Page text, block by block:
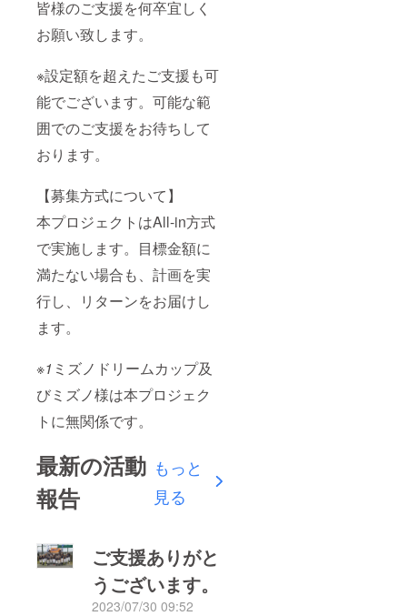
皆様のご支援を何卒宜しく
お願い致します。
※設定額を超えたご支援も可
能でございます。可能な範
囲でのご支援をお待ちして
おります。
【募集方式について】
本プロジェクトはAll-in方式
で実施します。目標金額に
満たない場合も、計画を実
行し、リターンをお届けし
ます。
※1 ミズノドリームカップ及
びミズノ様は本プロジェク
トに無関係です。
最新の活動
報告
もっと
見る
ご支援ありがと
うございます。
2023/07/30 09:52